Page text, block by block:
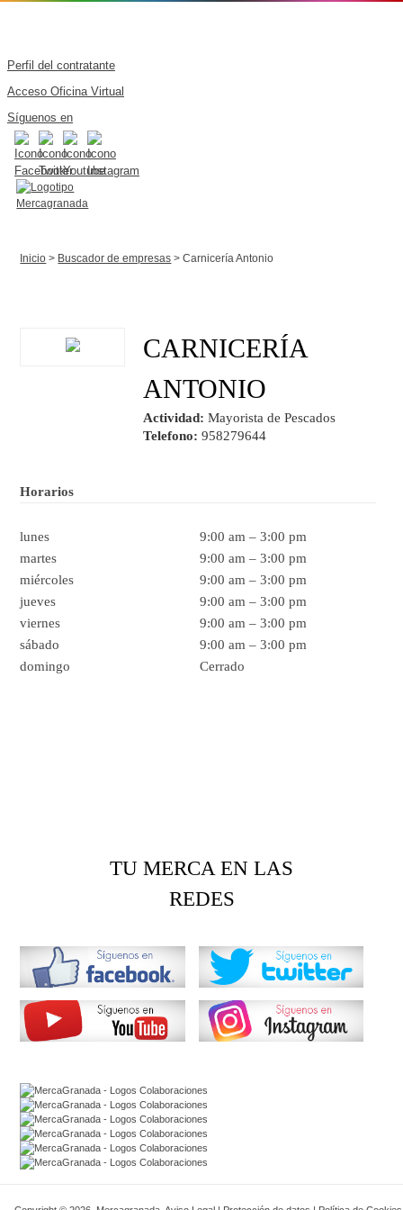
Perfil del contratante
Acceso Oficina Virtual
Síguenos en
Inicio > Buscador de empresas > Carnicería Antonio
CARNICERÍA
ANTONIO
Actividad: Mayorista de Pescados
Telefono: 958279644
Horarios
lunes 9:00 am –3:00 pm
martes
9:00 am –3:00 pm
miércoles
9:00 am –3:00 pm
jueves
9:00 am –3:00 pm
viernes
9:00 am –3:00 pm
sábado
9:00 am –3:00 pm
domingo
Cerrado
TU MERCA EN LAS
REDES